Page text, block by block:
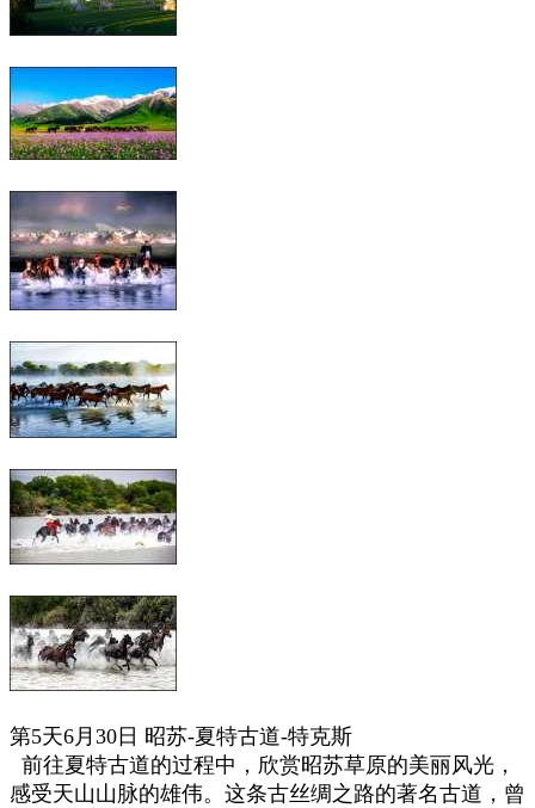
第5天6月30日 昭苏-夏特古道-特克斯
前往夏特古道的过程中，欣赏昭苏草原的美丽风光，
感受天山山脉的雄伟。这条古丝绸之路的著名古道，曾